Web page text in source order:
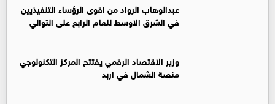
عبدالوهاب الرواد من اقوى الرؤساء التنفيذيين
في الشرق الاوسط للعام الرابع على التوالي
وزير الاقتصاد الرقمي يفتتح المركز التكنولوجي
منصة الشمال في اربد